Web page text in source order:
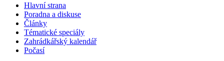
Hlavní strana
Poradna a diskuse
Články
Tématické speciály
Zahrádkářský kalendář
Počasí